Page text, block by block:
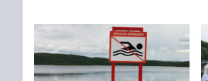
незамеченным